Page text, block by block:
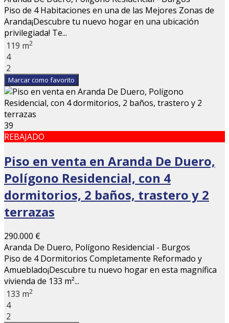
Piso de 4 Habitaciones en una de las Mejores Zonas de
Aranda¡Descubre tu nuevo hogar en una ubicación
privilegiada! Te...
119 m2
4
2
Marcar como favorito
39
REBAJADO
Piso en venta en Aranda De Duero,
Polígono Residencial, con 4
dormitorios, 2 baños, trastero y 2
terrazas
290.000 €
Aranda De Duero, Polígono Residencial - Burgos
Piso de 4 Dormitorios Completamente Reformado y
Amueblado¡Descubre tu nuevo hogar en esta magnífica
vivienda de 133 m²...
133 m2
4
2